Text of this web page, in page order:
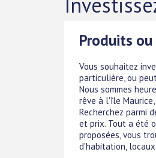
Produits ou
Vous souhaitez
particulière, ou
Nous sommes
rêve à l'île
Recherchez parmi
et prix. Tout a été
proposées, vous
d'habitation,